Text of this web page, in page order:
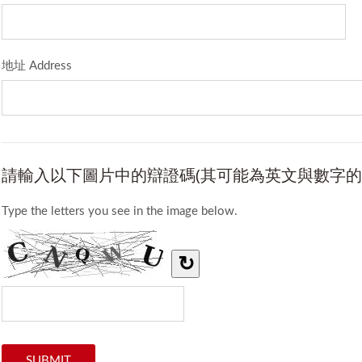
地址 Address
請輸入以下圖片中的辯證碼(其可能為英文與數字
Type the letters you see in the image below.
↻